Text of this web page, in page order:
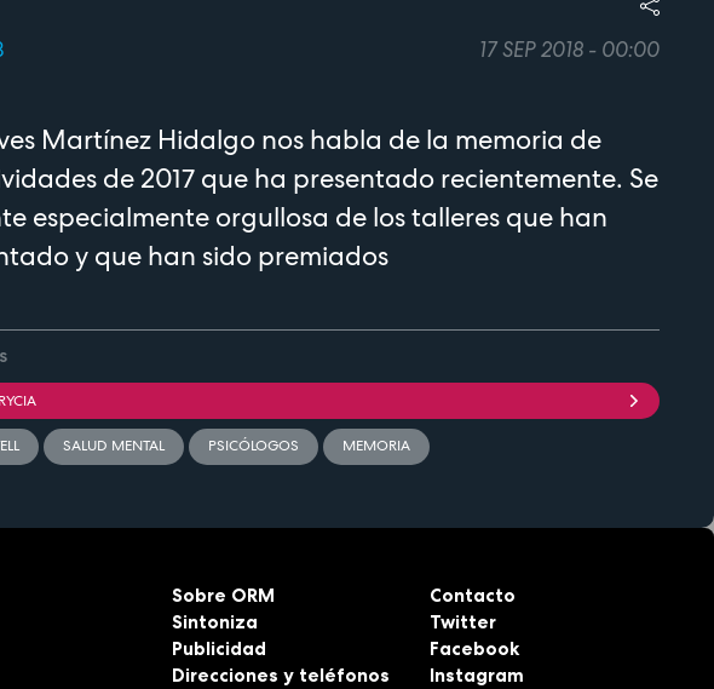
17 SEP 2018 - 00:00
Martínez Hidalgo nos habla de la memoria de
de 2017 que ha presentado recientemente. Se
especialmente orgullosa de los talleres que han
y que han sido premiados
SALUD MENTAL PSICÓLOGOS MEMORIA
Sobre ORM
Sintoniza
Publicidad
Direcciones y teléfonos
Contacto
Twitter
Facebook
Instagram